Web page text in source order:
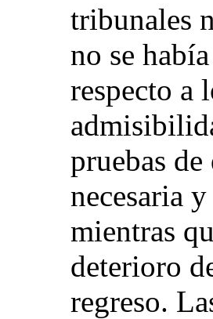
tribunales
no se
respecto a
pruebas
necesaria
mientras
deterioro
regreso.